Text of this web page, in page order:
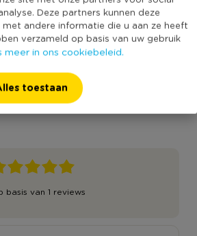
Deze partners kunnen deze
andere informatie die u aan ze heeft
verzameld op basis van uw gebruik
meer in ons cookiebeleid.
toestaan
0,425
basis van 1 reviews